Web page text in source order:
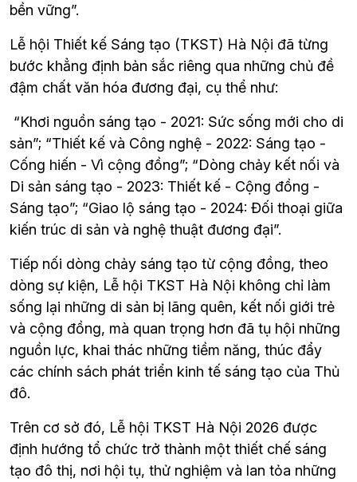
bền vững”.
Lễ hội Thiết kế Sáng tạo (TKST) Hà Nội đã từng
bước khẳng định bản sắc riêng qua những chủ đề
đậm chất văn hóa đương đại, cụ thể như:
sản”; “Thiết kế và Công nghệ - 2022: Sáng tạo -
Cống hiến - Vì cộng đồng”; “Dòng chảy kết nối và
Di sản sáng tạo - 2023: Thiết kế - Cộng đồng -
Sáng tạo”; “Giao lộ sáng tạo - 2024: Đối thoại giữa
kiến trúc di sản và nghệ thuật đương đại”.
Tiếp nối dòng chảy sáng tạo từ cộng đồng, theo
dòng sự kiện, Lễ hội TKST Hà Nội không chỉ làm
sống lại những di sản bị lãng quên, kết nối giới trẻ
và cộng đồng, mà quan trọng hơn đã tụ hội những
nguồn lực, khai thác những tiềm năng, thúc đẩy
các chính sách phát triển kinh tế sáng tạo của Thủ
đô.
Trên cơ sở đó, Lễ hội TKST Hà Nội 2026 được
định hướng tổ chức trở thành một thiết chế sáng
tạo đô thị, nơi hội tụ, thử nghiệm và lan tỏa những